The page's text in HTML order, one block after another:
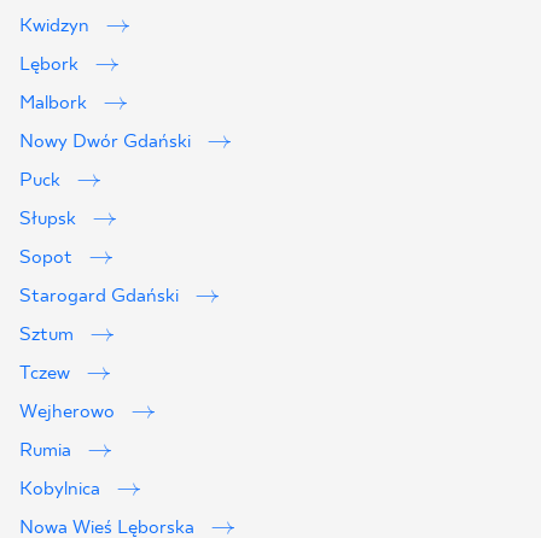
Kwidzyn
Lębork
Malbork
Nowy Dwór Gdański
Puck
Słupsk
Sopot
Starogard Gdański
Sztum
Tczew
Wejherowo
Rumia
Kobylnica
Nowa Wieś Lęborska